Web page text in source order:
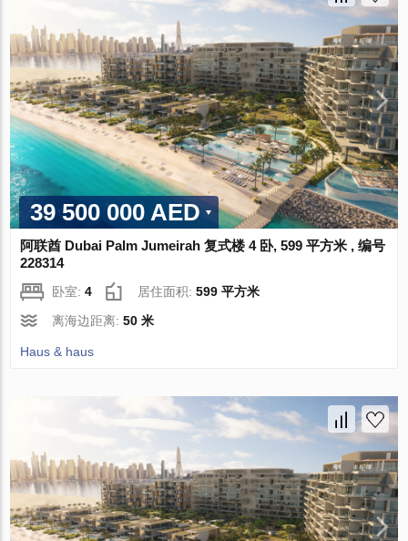
39 500 000 AED
阿联酋 Dubai Palm Jumeirah 复式楼 4 卧, 599 平方米 , 编号
228314
卧室:4 居住面积:599 平方米
离海边距离:50 米
Haus & haus